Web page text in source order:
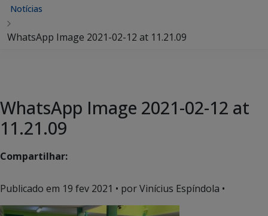
Notícias
WhatsApp Image 2021-02-12 at 11.21.09
WhatsApp Image 2021-02-12 at
11.21.09
Compartilhar:
Publicado em 19 fev 2021 • por Vinícius Espíndola •